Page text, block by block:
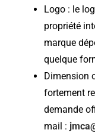
Logo : le
propriété
marque
quelque
Dimension
fortement
demande
mail :